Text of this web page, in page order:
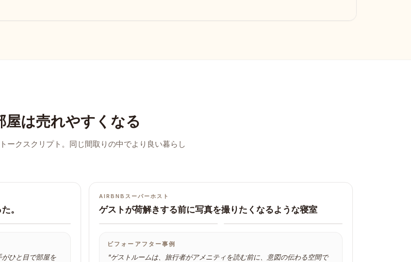
は売れやすくなる
ークスクリプト。同じ間取りの中でより良い暮らし
。
ひと目で部屋を
AIRBNBスーパーホスト
ゲストが荷解きする前に写真を撮りたくなるような寝室
ビフォー アフター
ビフォーアフター事例
"ゲストルームは、旅行者がアメニティを読む前に、意図の伝わる空間で